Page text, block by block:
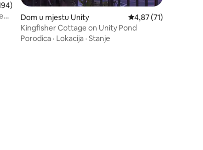
ocjena: 4,95 od 5, recenzija: 194
Dom u mjestu Unity Prosječna ocjena:
4,87 (71)
Kingfisher Cottage on Unity Pond
Porodica · Lokacija · Stanje